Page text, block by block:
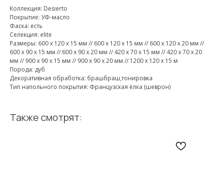
Коллекция: Desierto
Покрытие: УФ-масло
Фаска: есть
Селекция: elite
Размеры: 600 х 120 х 15 мм // 600 х 120 х 15 мм // 600 х 120 х 20 мм //
600 х 90 х 15 мм // 600 х 90 х 20 мм // 420 х 70 х 15 мм // 420 х 70 х 20
мм // 900 х 90 х 15 мм // 900 х 90 х 20 мм // 1200 х 120 х 15 м
Порода: дуб
Декоративная обработка: брашбраш,тонировка
Тип напольного покрытия: Французская ёлка (шеврон)
Также смотрят: